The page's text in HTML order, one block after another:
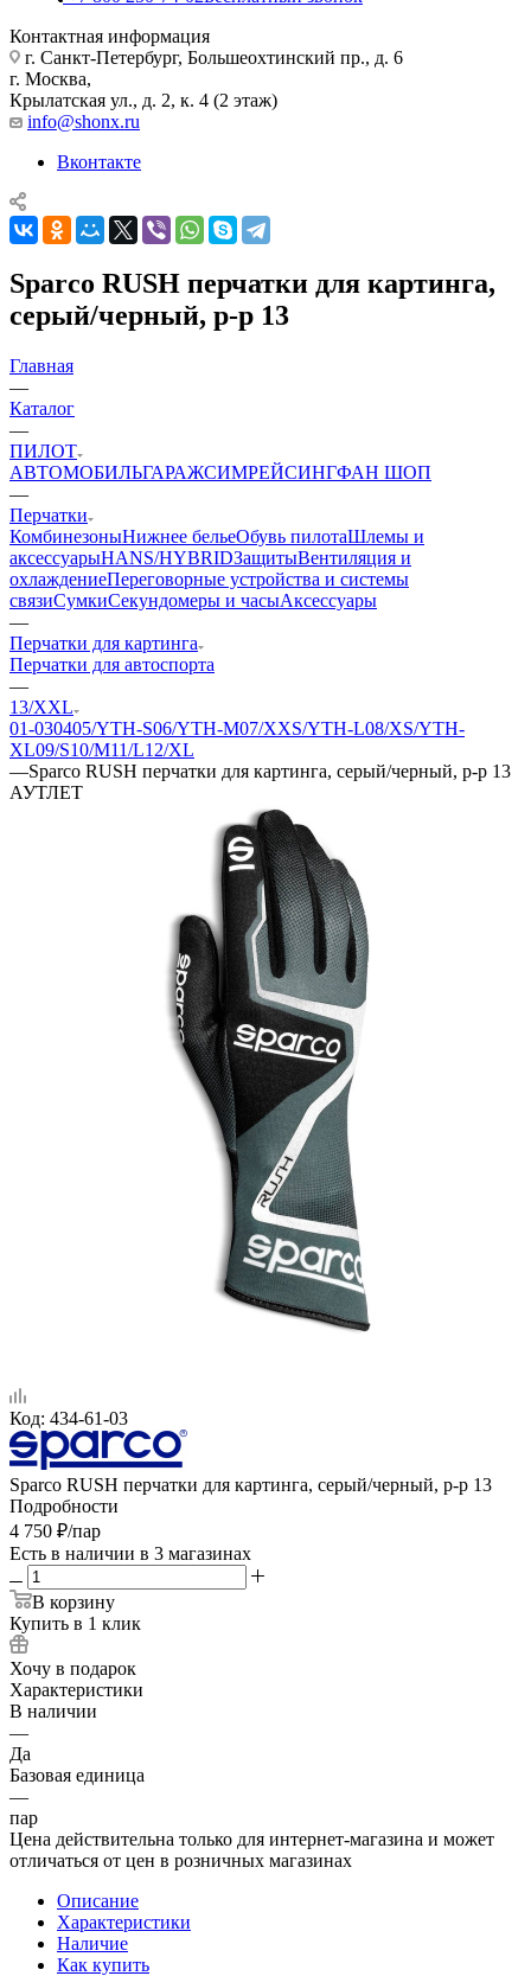
Контактная информация
г. Санкт-Петербург, Большеохтинский пр., д. 6
г. Москва,
Крылатская ул., д. 2, к. 4 (2 этаж)
info@shonx.ru
Вконтакте
Sparco RUSH перчатки для картинга,
серый/черный, р-р 13
Главная
—
Каталог
—
ПИЛОТ
АВТОМОБИЛЬГАРАЖСИМРЕЙСИНГФАН ШОП
—
Перчатки
КомбинезоныНижнее бельеОбувь пилотаШлемы и
аксессуарыHANS/HYBRIDЗащитыВентиляция и
охлаждениеПереговорные устройства и системы
связиСумкиСекундомеры и часыАксессуары
—
Перчатки для картинга
Перчатки для автоспорта
—
13/XXL
01-030405/YTH-S06/YTH-M07/XXS/YTH-L08/XS/YTH-
XL09/S10/M11/L12/XL
—Sparco RUSH перчатки для картинга, серый/черный, р-р 13
АУТЛЕТ
Код: 434-61-03
Sparco RUSH перчатки для картинга, серый/черный, р-р 13
Подробности
4 750 ₽/пар
Есть в наличии в 3 магазинах
В корзину
Купить в 1 клик
Хочу в подарок
Характеристики
В наличии
—
Да
Базовая единица
—
пар
Цена действительна только для интернет-магазина и может
отличаться от цен в розничных магазинах
Описание
Характеристики
Наличие
Как купить